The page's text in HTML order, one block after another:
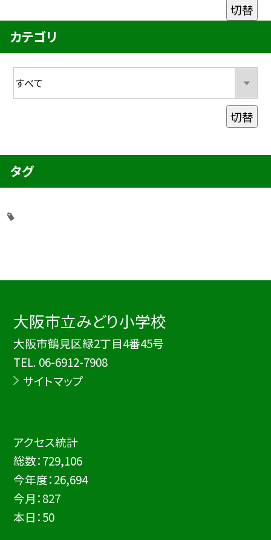
切替
カテゴリ
切替
タグ
大阪市立みどり小学校
大阪市鶴見区緑2丁目4番45号
TEL. 06-6912-7908
サイトマップ
アクセス統計
総数：729,106
今年度：26,694
今月：827
本日：50